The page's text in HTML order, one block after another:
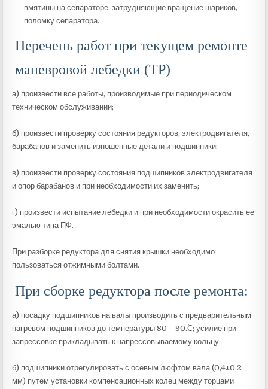
вмятины на сепараторе, затрудняющие вращение шариков,
поломку сепаратора.
Перечень работ при текущем ремонте
маневровой лебедки (ТР)
а) произвести все работы, производимые при периодическом
техническом обслуживании;
б) произвести проверку состояния редукторов, электродвигателя,
барабанов и заменить изношенные детали и подшипники;
в) произвести проверку состояния подшипников электродвигателя
и опор барабанов и при необходимости их заменить;
г) произвести испытание лебедки и при необходимости окрасить ее
эмалью типа ПФ.
При разборке редуктора для снятия крышки необходимо
пользоваться отжимными болтами.
При сборке редуктора после ремонта:
а) посадку подшипников на валы производить с предварительным
нагревом подшипников до температуры 80 – 90.˚С; усилие при
запрессовке прикладывать к напрессовываемому кольцу;
б) подшипники отрегулировать с осевым люфтом вала (0,4±0,2
мм) путем установки компенсационных колец между торцами